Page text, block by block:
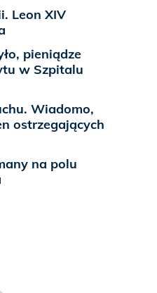
Leon XIV
pieniądze
w Szpitalu
Wiadomo,
ostrzegających
na polu